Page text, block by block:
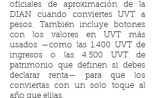
oficiales de aproximación de la
DIAN cuando conviertes UVT a
pesos. También incluye botones
con los valores en UVT más
usados —como las 1.400 UVT de
ingresos o las 4.500 UVT de
patrimonio que definen si debes
declarar renta— para que los
conviertas con un solo toque al
año que elijas.